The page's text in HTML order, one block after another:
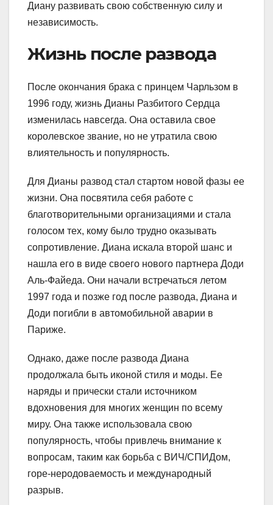
Диану развивать свою собственную силу и
независимость.
Жизнь после развода
После окончания брака с принцем Чарльзом в
1996 году, жизнь Дианы Разбитого Сердца
изменилась навсегда. Она оставила свое
королевское звание, но не утратила свою
влиятельность и популярность.
Для Дианы развод стал стартом новой фазы ее
жизни. Она посвятила себя работе с
благотворительными организациями и стала
голосом тех, кому было трудно оказывать
сопротивление. Диана искала второй шанс и
нашла его в виде своего нового партнера Доди
Аль-Файеда. Они начали встречаться летом
1997 года и позже год после развода, Диана и
Доди погибли в автомобильной аварии в
Париже.
Однако, даже после развода Диана
продолжала быть иконой стиля и моды. Ее
наряды и прически стали источником
вдохновения для многих женщин по всему
миру. Она также использовала свою
популярность, чтобы привлечь внимание к
вопросам, таким как борьба с ВИЧ/СПИДом,
горе-неродоваемость и международный
разрыв.